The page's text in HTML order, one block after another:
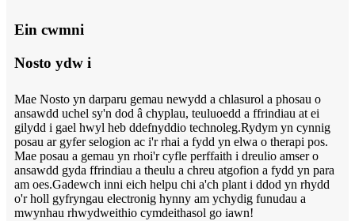
Ein cwmni
Nosto ydw i
Mae Nosto yn darparu gemau newydd a chlasurol a phosau o
ansawdd uchel sy'n dod â chyplau, teuluoedd a ffrindiau at ei
gilydd i gael hwyl heb ddefnyddio technoleg.Rydym yn cynnig
posau ar gyfer selogion ac i'r rhai a fydd yn elwa o therapi pos.
Mae posau a gemau yn rhoi'r cyfle perffaith i dreulio amser o
ansawdd gyda ffrindiau a theulu a chreu atgofion a fydd yn para
am oes.Gadewch inni eich helpu chi a'ch plant i ddod yn rhydd
o'r holl gyfryngau electronig hynny am ychydig funudau a
mwynhau rhwydweithio cymdeithasol go iawn!